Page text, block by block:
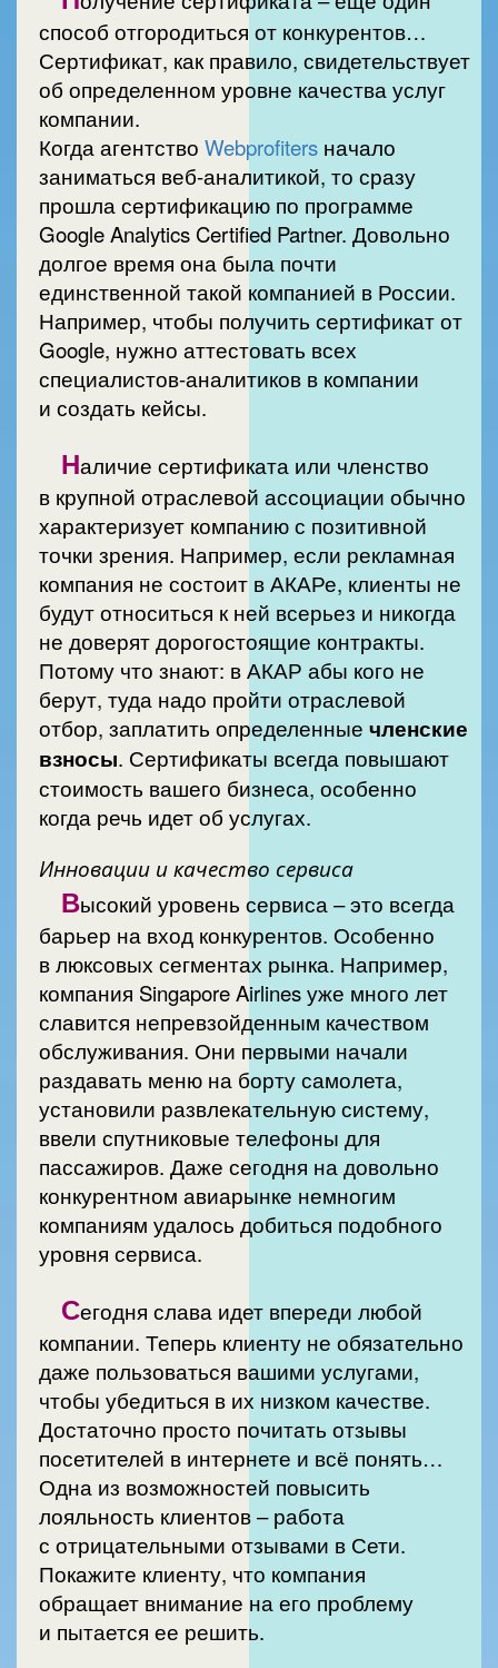
способ отгородиться от конкурентов…
Сертификат, как правило, свидетельствует
об определенном уровне качества услуг
компании.
Когда агентство Webprofiters начало
заниматься веб-аналитикой, то сразу
прошла сертификацию по программе
Google Analytics Certified Partner. Довольно
долгое время она была почти
единственной такой компанией в России.
Например, чтобы получить сертификат от
Google, нужно аттестовать всех
специалистов-аналитиков в компании
и создать кейсы.
Наличие сертификата или членство
в крупной отраслевой ассоциации обычно
характеризует компанию с позитивной
точки зрения. Например, если рекламная
компания не состоит в АКАРе, клиенты не
будут относиться к ней всерьез и никогда
не доверят дорогостоящие контракты.
Потому что знают: в АКАР абы кого не
берут, туда надо пройти отраслевой
отбор, заплатить определенные членские
взносы. Сертификаты всегда повышают
стоимость вашего бизнеса, особенно
когда речь идет об услугах.
Инновации и качество сервиса
Высокий уровень сервиса – это всегда
барьер на вход конкурентов. Особенно
в люксовых сегментах рынка. Например,
компания Singapore Airlines уже много лет
славится непревзойденным качеством
обслуживания. Они первыми начали
раздавать меню на борту самолета,
установили развлекательную систему,
ввели спутниковые телефоны для
пассажиров. Даже сегодня на довольно
конкурентном авиарынке немногим
компаниям удалось добиться подобного
уровня сервиса.
Сегодня слава идет впереди любой
компании. Теперь клиенту не обязательно
даже пользоваться вашими услугами,
чтобы убедиться в их низком качестве.
Достаточно просто почитать отзывы
посетителей в интернете и всё понять…
Одна из возможностей повысить
лояльность клиентов – работа
с отрицательными отзывами в Сети.
Покажите клиенту, что компания
обращает внимание на его проблему
и пытается ее решить.